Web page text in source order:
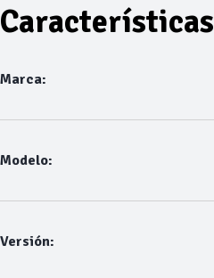
Características
Marca:
Modelo:
Versión: